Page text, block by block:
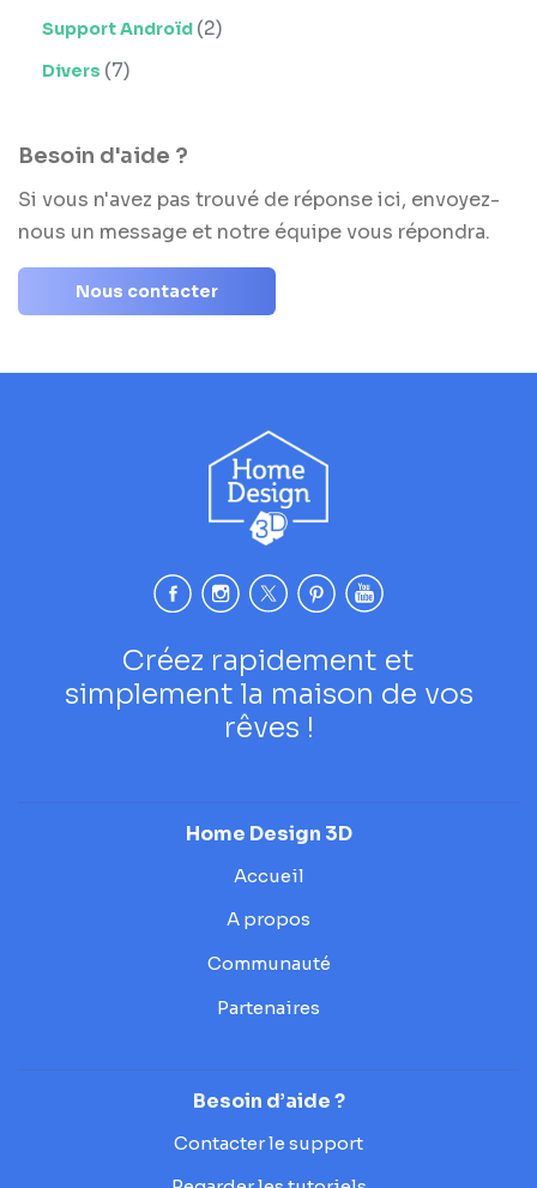
Support Androïd (2)
Divers (7)
Besoin d'aide ?
Si vous n'avez pas trouvé de réponse ici, envoyez-
nous un message et notre équipe vous répondra.
Nous contacter
Créez rapidement et
simplement la maison de vos
rêves !
Home Design 3D
Accueil
A propos
Communauté
Partenaires
Besoin d’aide ?
Contacter le support